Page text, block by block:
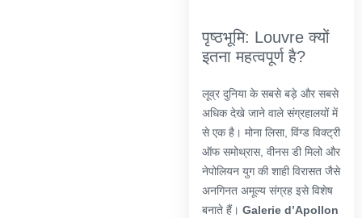
पृष्ठभूमि: Louvre क्यों
इतना महत्वपूर्ण है?
लूव्र दुनिया के सबसे बड़े और सबसे
अधिक देखे जाने वाले संग्रहालयों में
से एक है। मोना लिसा, विंग्ड विक्ट्री
ऑफ समोथ्रास, वीनस डी मिलो और
नेपोलियन युग की शाही विरासत जैसे
अनगिनत अमूल्य संग्रह इसे विशेष
बनाते हैं। Galerie d’Apollon